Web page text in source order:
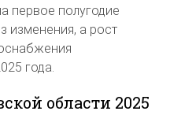
первое полугодие
изменения, а рост
года.
области 2025